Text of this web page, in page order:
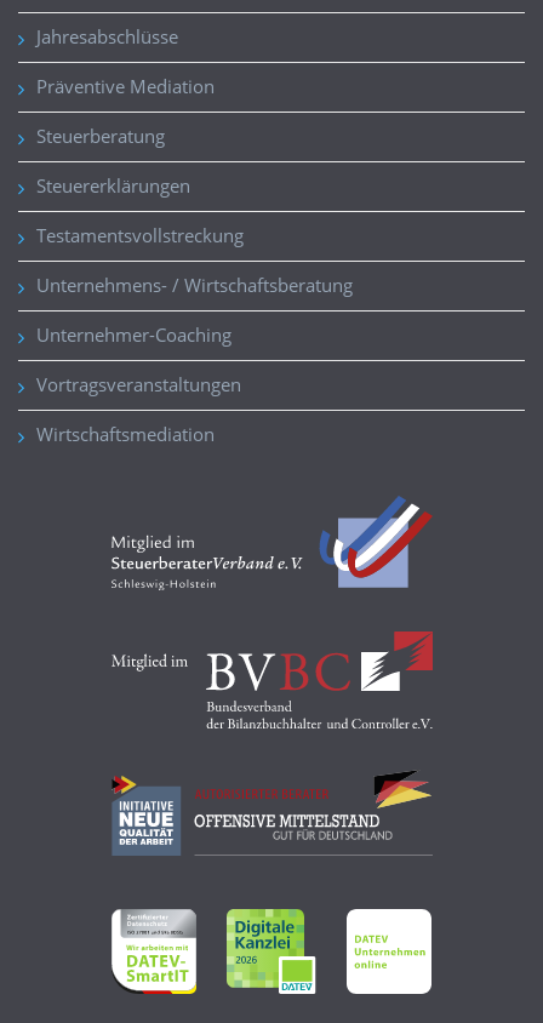
Jahresabschlüsse
Präventive Mediation
Steuerberatung
Steuererklärungen
Testamentsvollstreckung
Unternehmens- / Wirtschaftsberatung
Unternehmer-Coaching
Vortragsveranstaltungen
Wirtschaftsmediation